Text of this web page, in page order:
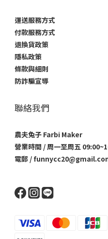
運送服務方式
付款服務方式
退換貨政策
隱私政策
條款與細則
防詐騙宣導
聯絡我們
農夫兔子 Farbi Maker
營業時間 / 周一至周五
電郵 /